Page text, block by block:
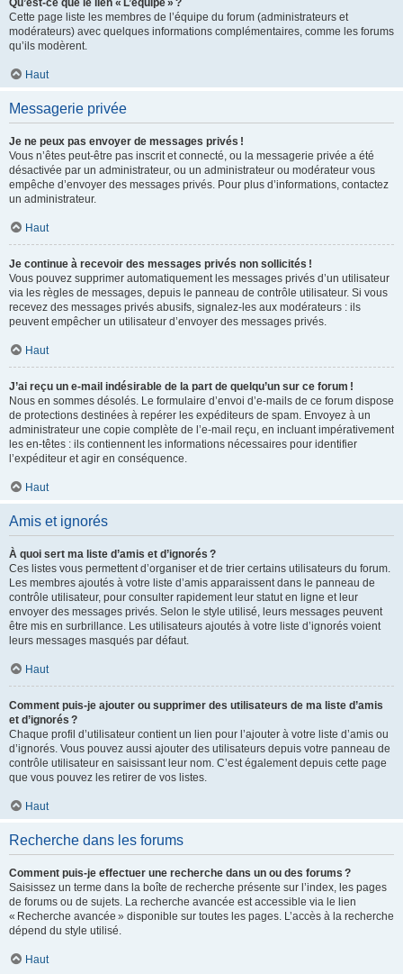
Qu’est-ce que le lien « L’équipe » ?
Cette page liste les membres de l’équipe du forum (administrateurs et
modérateurs) avec quelques informations complémentaires, comme les forums
qu’ils modèrent.
Haut
Messagerie privée
Je ne peux pas envoyer de messages privés !
Vous n’êtes peut-être pas inscrit et connecté, ou la messagerie privée a été
désactivée par un administrateur, ou un administrateur ou modérateur vous
empêche d’envoyer des messages privés. Pour plus d’informations, contactez
un administrateur.
Haut
Je continue à recevoir des messages privés non sollicités !
Vous pouvez supprimer automatiquement les messages privés d’un utilisateur
via les règles de messages, depuis le panneau de contrôle utilisateur. Si vous
recevez des messages privés abusifs, signalez-les aux modérateurs : ils
peuvent empêcher un utilisateur d’envoyer des messages privés.
Haut
J’ai reçu un e-mail indésirable de la part de quelqu’un sur ce forum !
Nous en sommes désolés. Le formulaire d’envoi d’e-mails de ce forum dispose
de protections destinées à repérer les expéditeurs de spam. Envoyez à un
administrateur une copie complète de l’e-mail reçu, en incluant impérativement
les en-têtes : ils contiennent les informations nécessaires pour identifier
l’expéditeur et agir en conséquence.
Haut
Amis et ignorés
À quoi sert ma liste d’amis et d’ignorés ?
Ces listes vous permettent d’organiser et de trier certains utilisateurs du forum.
Les membres ajoutés à votre liste d’amis apparaissent dans le panneau de
contrôle utilisateur, pour consulter rapidement leur statut en ligne et leur
envoyer des messages privés. Selon le style utilisé, leurs messages peuvent
être mis en surbrillance. Les utilisateurs ajoutés à votre liste d’ignorés voient
leurs messages masqués par défaut.
Haut
Comment puis-je ajouter ou supprimer des utilisateurs de ma liste d’amis
et d’ignorés ?
Chaque profil d’utilisateur contient un lien pour l’ajouter à votre liste d’amis ou
d’ignorés. Vous pouvez aussi ajouter des utilisateurs depuis votre panneau de
contrôle utilisateur en saisissant leur nom. C’est également depuis cette page
que vous pouvez les retirer de vos listes.
Haut
Recherche dans les forums
Comment puis-je effectuer une recherche dans un ou des forums ?
Saisissez un terme dans la boîte de recherche présente sur l’index, les pages
de forums ou de sujets. La recherche avancée est accessible via le lien
« Recherche avancée » disponible sur toutes les pages. L’accès à la recherche
dépend du style utilisé.
Haut